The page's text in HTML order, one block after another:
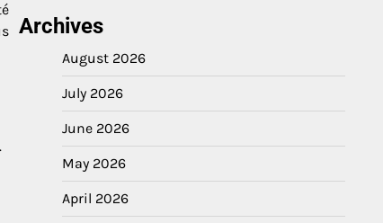
Archives
August 2026
July 2026
June 2026
May 2026
April 2026